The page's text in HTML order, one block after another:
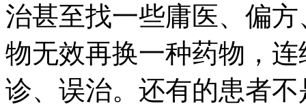
治甚至找一些庸医、偏
物无效再换一种药物，
诊、误治。还有的患者